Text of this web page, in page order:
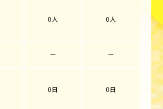
0人 0人
ー ー
0日 0日